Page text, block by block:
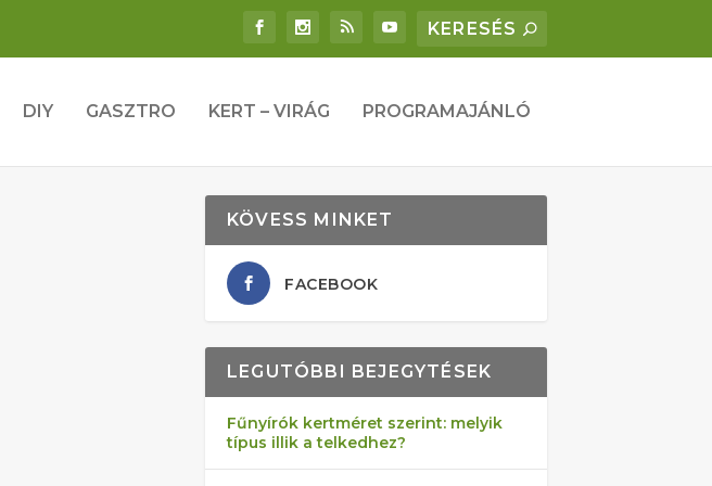
DIY GASZTRO KERT – VIRÁG PROGRAMAJÁNLÓ
KÖVESS MINKET
FACEBOOK
LEGUTÓBBI BEJEGYTÉSEK
Fűnyírók kertméret szerint: melyik
típus illik a telkedhez?